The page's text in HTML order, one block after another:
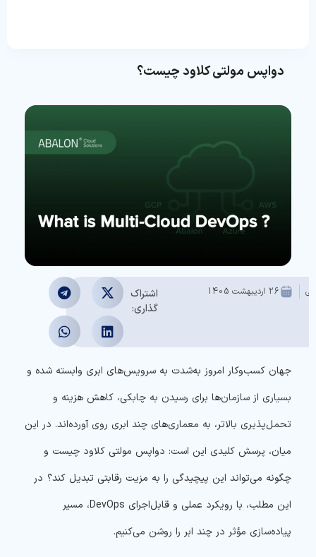
دواپس مولتی کلاود چیست؟
26 اردیبهشت 1405
اشتراک
گذاری:
جهان کسب‌وکار امروز به‌شدت به سرویس‌های ابری وابسته شده و
بسیاری از سازمان‌ها برای رسیدن به چابکی، کاهش هزینه و
تحمل‌پذیری بالاتر، به معماری‌های چند ابری روی آورده‌اند. در این
میان، پرسش کلیدی این است: دواپس مولتی کلاود چیست و
چگونه می‌تواند این پیچیدگی را به مزیت رقابتی تبدیل کند؟ در
این مطلب، با رویکرد عملی و قابل‌اجرای DevOps، مسیر
پیاده‌سازی مؤثر در چند ابر را روشن می‌کنیم.